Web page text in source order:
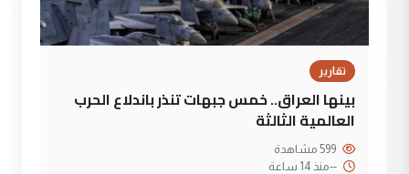
تقارير
بينها العراق.. خمس جبهات تنذر باندلاع الحرب
العالمية الثالثة
--منذ 14 ساعة